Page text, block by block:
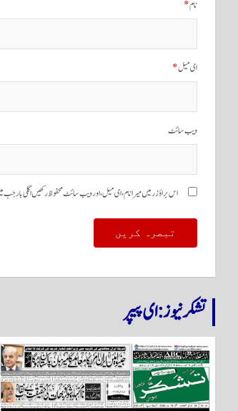
نام*
ای میل*
ویب‌ سائٹ
اس براؤزر میں میرا نام، ای میل، اور ویب سائٹ محفوظ رکھیں اگلی بار
تشکر نیوز: ای پیپر